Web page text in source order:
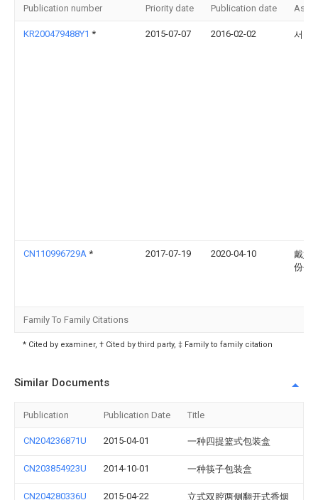
Publication number Priority date Publication date
KR200479488Y1 * 2015-07-07 2016-02-02 서종
CN110996729A * 2017-07-19 2020-04-10
戴姆
份公
Family To Family Citations
* Cited by examiner, † Cited by third party, ‡ Family to family citation
Similar Documents
Publication Publication Date Title
CN204236871U 2015-04-01 一种四提篮式包装盒
CN203854923U 2014-10-01 一种筷子包装盒
CN204280336U 2015-04-22
立式双腔两侧翻开式香烟